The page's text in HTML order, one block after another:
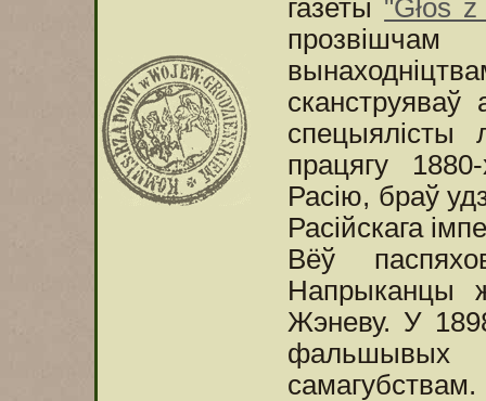
газеты "Głos
прозвішчам
сканструяваў
спецыялісты
працягу
Расію, браў
Расійскага
Вёў
Напрыканцы
Жэневу. У
самагубствам.